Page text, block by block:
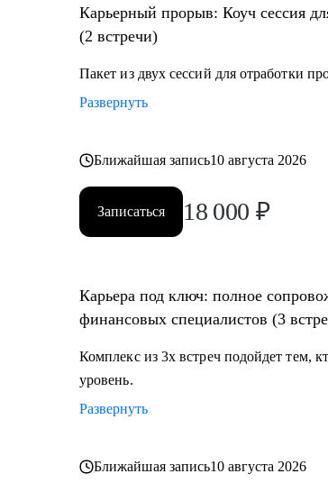
Карьерный прорыв: Коуч сессия
(2 встречи)
Пакет из двух сессий для отработки
Развернуть
Ближайшая запись10 августа 2026
Записаться 18 000 ₽
Карьера под ключ: полное
финансовых специалистов (3
Комплекс из 3х встреч подойдет тем,
уровень.
Развернуть
Ближайшая запись10 августа 2026